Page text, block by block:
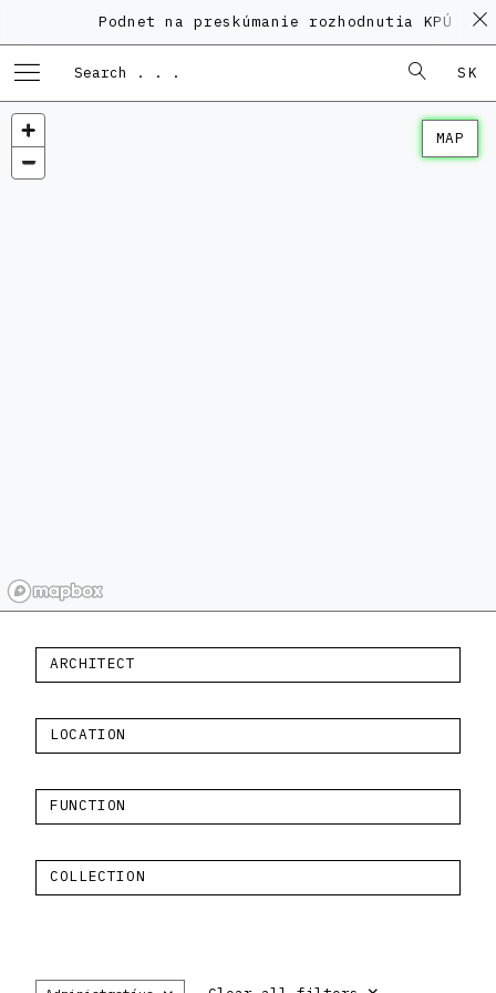
Podnet na preskúmanie rozhodnutia KPÚ
SK
MAP
ARCHITECT
LOCATION
FUNCTION
COLLECTION